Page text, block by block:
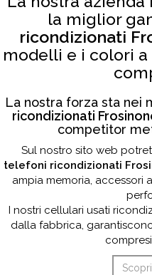
la miglior
ricondizionati
modelli e i colori
La nostra forza sta nei
ricondizionati
competitor
Sul nostro sito web
telefoni ricondizionati
ampia memoria, accessori
I nostri cellulari usati
dalla fabbrica,